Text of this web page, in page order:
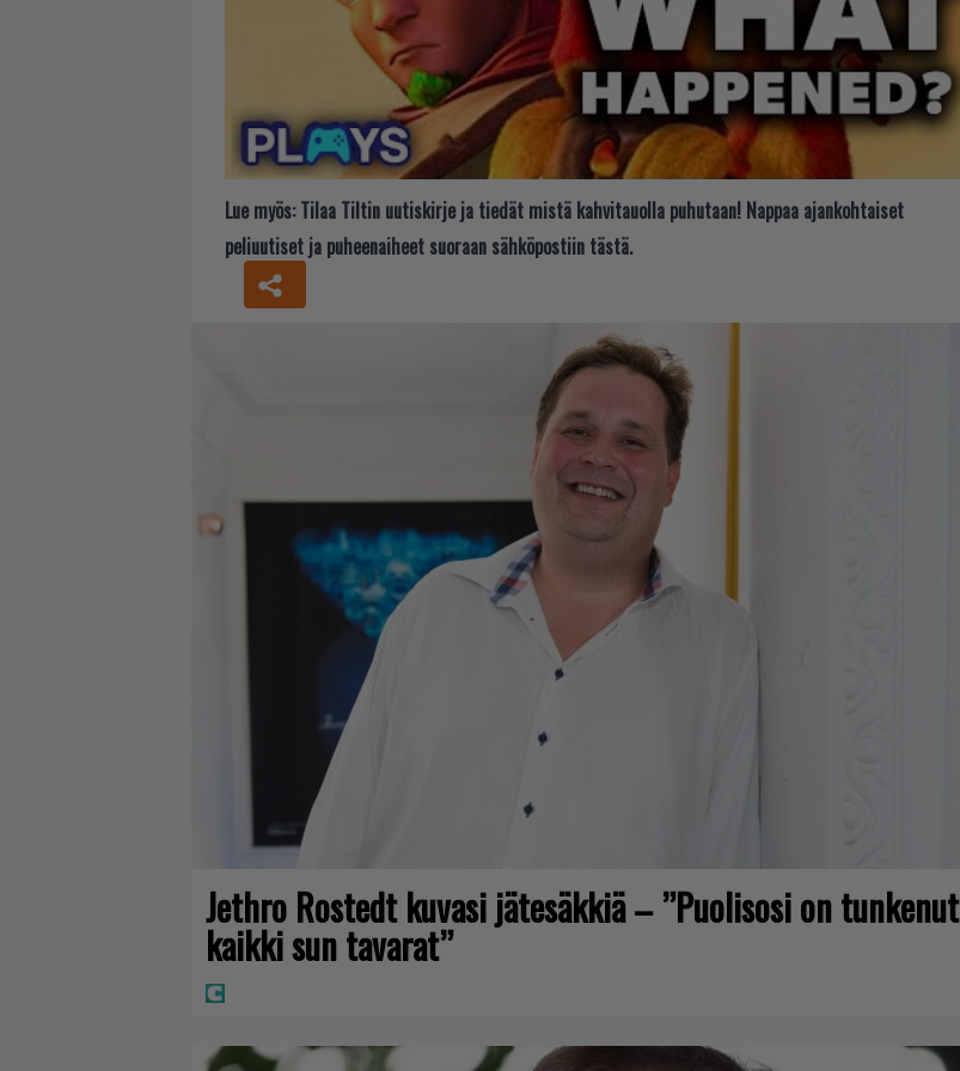
Lue myös: Tilaa Tiltin uutiskirje ja tiedät mistä kahvitauolla puhutaan! Nappaa ajankohtaiset
peliuutiset ja puheenaiheet suoraan sähköpostiin tästä.
Jethro Rostedt kuvasi jätesäkkiä – ”Puolisosi on tunkenut
kaikki sun tavarat”